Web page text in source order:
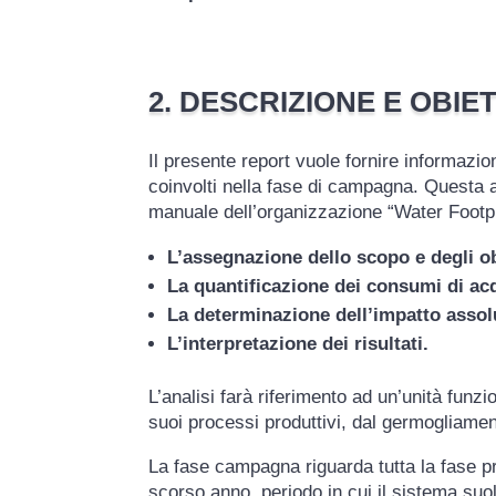
2. DESCRIZIONE E
Il presente report vuole fornire
coinvolti nella fase di campagna. Questa
manuale dell’organizzazione “Water
L’assegnazione dello scopo e degli
La quantificazione dei consumi di
La determinazione dell’impatto
L’interpretazione dei risultati.
L’analisi farà riferimento ad un’unità
suoi processi produttivi, dal
La fase campagna riguarda tutta la fase
scorso anno, periodo in cui il sistema